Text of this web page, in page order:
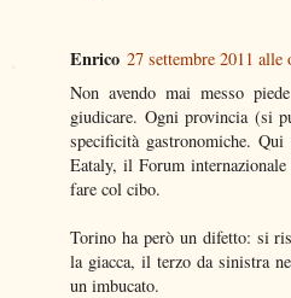
Enrico 27 settembre 2011 alle
Non avendo mai messo
giudicare. Ogni provincia (si
specificità gastronomiche.
Eataly, il Forum
fare col cibo.
Torino ha però un difetto: si
la giacca, il terzo da sinistra
un imbucato.